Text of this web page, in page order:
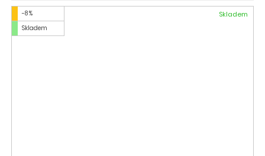
-8 %
Skladem
Skladem